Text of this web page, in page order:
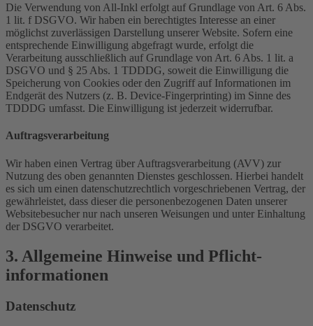
Die Verwendung von All-Inkl erfolgt auf Grundlage von Art. 6 Abs.
1 lit. f DSGVO. Wir haben ein berechtigtes Interesse an einer
möglichst zuverlässigen Darstellung unserer Website. Sofern eine
entsprechende Einwilligung abgefragt wurde, erfolgt die
Verarbeitung ausschließlich auf Grundlage von Art. 6 Abs. 1 lit. a
DSGVO und § 25 Abs. 1 TDDDG, soweit die Einwilligung die
Speicherung von Cookies oder den Zugriff auf Informationen im
Endgerät des Nutzers (z. B. Device-Fingerprinting) im Sinne des
TDDDG umfasst. Die Einwilligung ist jederzeit widerrufbar.
Auftragsverarbeitung
Wir haben einen Vertrag über Auftragsverarbeitung (AVV) zur
Nutzung des oben genannten Dienstes geschlossen. Hierbei handelt
es sich um einen datenschutzrechtlich vorgeschriebenen Vertrag, der
gewährleistet, dass dieser die personenbezogenen Daten unserer
Websitebesucher nur nach unseren Weisungen und unter Einhaltung
der DSGVO verarbeitet.
3. Allgemeine Hinweise und Pflicht­
informationen
Datenschutz